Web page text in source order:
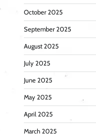
October 2025
September 2025
August 2025
July 2025
June 2025
May 2025
April 2025
March 2025